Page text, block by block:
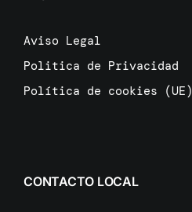
Aviso Legal
Politica de Privacidad
Política de cookies (UE)
CONTACTO LOCAL